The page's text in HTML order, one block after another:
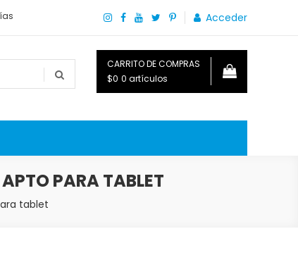
Acceder
CARRITO DE COMPRAS
$0 0 artículos
PARA TABLET
tablet